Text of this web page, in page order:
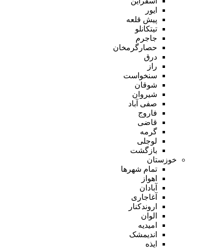
ایور
پیش قلعه
تیتکانلو
جاجرم
حصارگرمخان
درق
راز
سنخواست
شوقان
شیروان
صفی آباد
فاروج
قاضی
گرمه
لوجلی
بازگشت
خوزستان
تمام شهر‌ها
اهواز
آبادان
آغاجاری
اروندکنار
الوان
امیدیه
اندیمشک
ایذه